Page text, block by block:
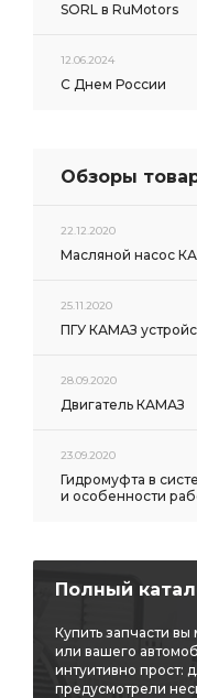
SORL в RuMotors
12.06.2024
С Днем России
Обзоры
22.12.2020
Масляной насос
25.11.2020
ПГУ КАМАЗ
28.09.2020
Двигатель КАМАЗ
23.09.2020
Гидромуфта в
и особенности
Полный
Купить запчасти
или вашего
интуитивно прост:
предусмотрели